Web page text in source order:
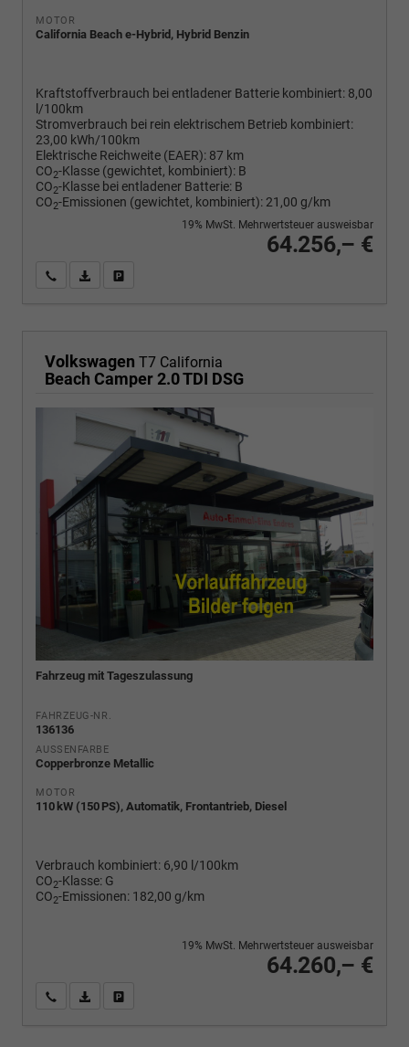
MOTOR
California Beach e-Hybrid, Hybrid Benzin
Kraftstoffverbrauch bei entladener Batterie kombiniert: 8,00
l/100km
Stromverbrauch bei rein elektrischem Betrieb kombiniert:
23,00 kWh/100km
Elektrische Reichweite (EAER): 87 km
CO2-Klasse (gewichtet, kombiniert): B
CO2-Klasse bei entladener Batterie: B
CO2-Emissionen (gewichtet, kombiniert): 21,00 g/km
64.256,– €
19% MwSt. Mehrwertsteuer ausweisbar
Wir rufen Sie anPDF-Fahrzeugexposé drucken
Volkswagen T7 California
Beach Camper 2.0 TDI DSG
Fahrzeug mit Tageszulassung
FAHRZEUG-NR.
136136
AUSSENFARBE
Copperbronze Metallic
MOTOR
110 kW (150 PS), Automatik, Frontantrieb, Diesel
Verbrauch kombiniert: 6,90 l/100km
CO2-Klasse: G
CO2-Emissionen: 182,00 g/km
64.260,– €
19% MwSt. Mehrwertsteuer ausweisbar
Wir rufen Sie anPDF-Fahrzeugexposé drucken